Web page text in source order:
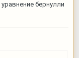
бернулли